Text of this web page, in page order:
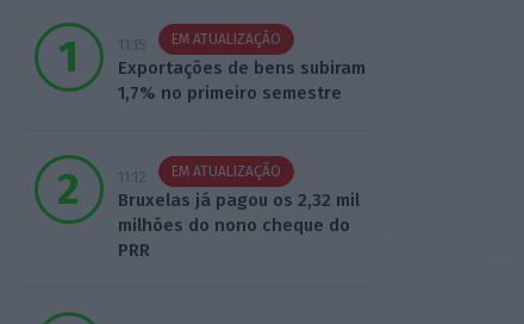
11:15 EM ATUALIZAÇÃO
Exportações de bens subiram
1,7% no primeiro semestre
11:12 EM ATUALIZAÇÃO
Bruxelas já pagou os 2,32 mil
milhões do nono cheque do
PRR